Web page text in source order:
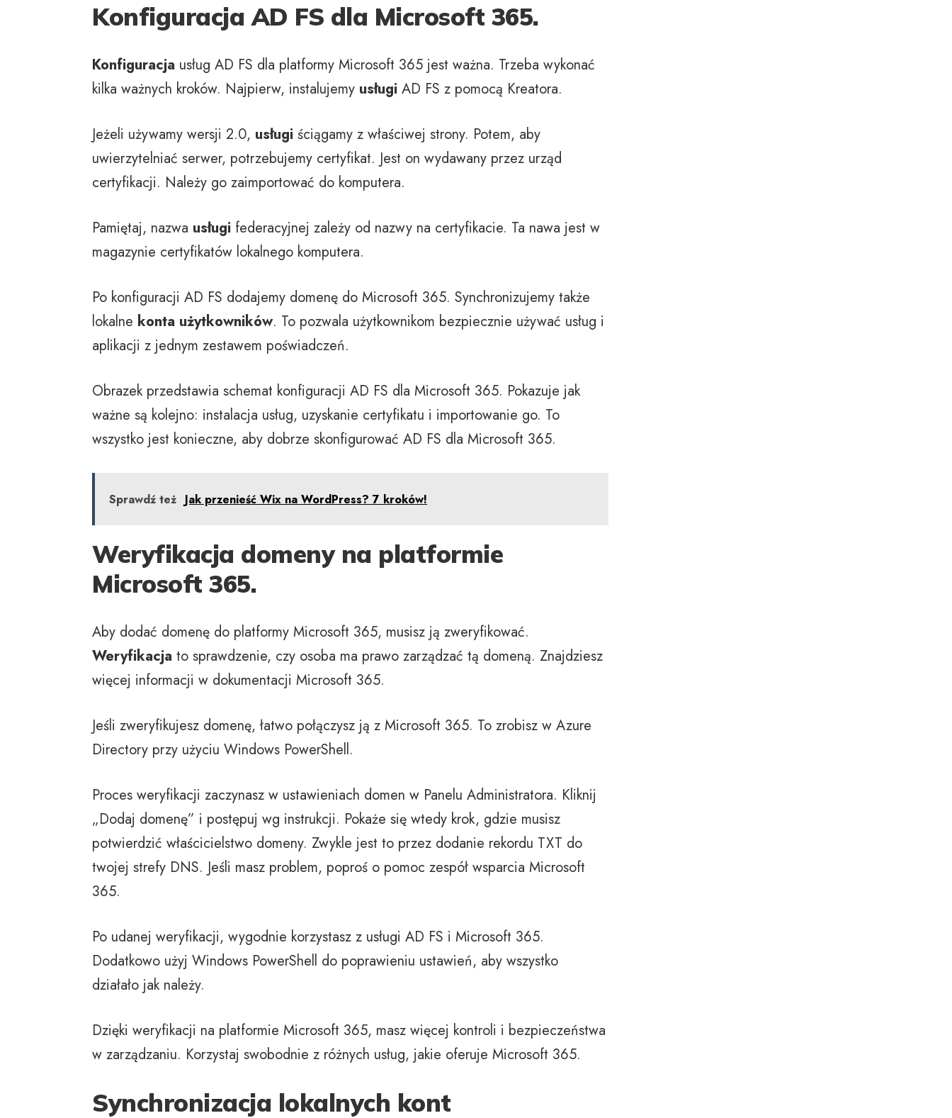
Konfiguracja AD FS dla Microsoft 365.
Konfiguracja usług AD FS dla platformy Microsoft 365 jest ważna. Trzeba wykonać
kilka ważnych kroków. Najpierw, instalujemy usługi AD FS z pomocą Kreatora.
Jeżeli używamy wersji 2.0, usługi ściągamy z właściwej strony. Potem, aby
uwierzytelniać serwer, potrzebujemy certyfikat. Jest on wydawany przez urząd
certyfikacji. Należy go zaimportować do komputera.
Pamiętaj, nazwa usługi federacyjnej zależy od nazwy na certyfikacie. Ta nawa jest w
magazynie certyfikatów lokalnego komputera.
Po konfiguracji AD FS dodajemy domenę do Microsoft 365. Synchronizujemy także
lokalne konta użytkowników. To pozwala użytkownikom bezpiecznie używać usług i
aplikacji z jednym zestawem poświadczeń.
Obrazek przedstawia schemat konfiguracji AD FS dla Microsoft 365. Pokazuje jak
ważne są kolejno: instalacja usług, uzyskanie certyfikatu i importowanie go. To
wszystko jest konieczne, aby dobrze skonfigurować AD FS dla Microsoft 365.
Sprawdź też Jak przenieść Wix na WordPress? 7 kroków!
Weryfikacja domeny na platformie
Microsoft 365.
Aby dodać domenę do platformy Microsoft 365, musisz ją zweryfikować.
Weryfikacja to sprawdzenie, czy osoba ma prawo zarządzać tą domeną. Znajdziesz
więcej informacji w dokumentacji Microsoft 365.
Jeśli zweryfikujesz domenę, łatwo połączysz ją z Microsoft 365. To zrobisz w Azure
Directory przy użyciu Windows PowerShell.
Proces weryfikacji zaczynasz w ustawieniach domen w Panelu Administratora. Kliknij
„Dodaj domenę” i postępuj wg instrukcji. Pokaże się wtedy krok, gdzie musisz
potwierdzić właścicielstwo domeny. Zwykle jest to przez dodanie rekordu TXT do
twojej strefy DNS. Jeśli masz problem, poproś o pomoc zespół wsparcia Microsoft
365.
Po udanej weryfikacji, wygodnie korzystasz z usługi AD FS i Microsoft 365.
Dodatkowo użyj Windows PowerShell do poprawieniu ustawień, aby wszystko
działało jak należy.
Dzięki weryfikacji na platformie Microsoft 365, masz więcej kontroli i bezpieczeństwa
w zarządzaniu. Korzystaj swobodnie z różnych usług, jakie oferuje Microsoft 365.
Synchronizacja lokalnych kont